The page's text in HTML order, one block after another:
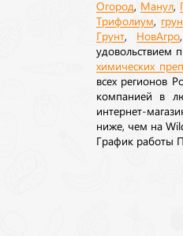
Огород Манул
Трифолиум
Грунт НовАгро
удовольствием
химических
всех регионов
компанией в
интернет-
ниже, чем на
График работы